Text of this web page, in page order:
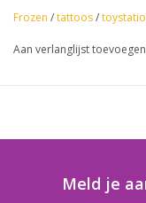
Verpakt per
25
**lage prijs**
Frozen /tattoos/
Aan verlanglijst toevoegen
Meld je